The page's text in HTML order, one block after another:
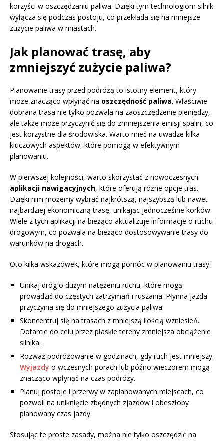
korzyści w oszczędzaniu paliwa. Dzięki tym technologiom silnik
wyłącza się podczas postoju, co przekłada się na mniejsze
zużycie paliwa w miastach.
Jak planować trasę, aby
zmniejszyć zużycie paliwa?
Planowanie trasy przed podróżą to istotny element, który
może znacząco wpłynąć na oszczędność paliwa. Właściwie
dobrana trasa nie tylko pozwala na zaoszczędzenie pieniędzy,
ale także może przyczynić się do zmniejszenia emisji spalin, co
jest korzystne dla środowiska. Warto mieć na uwadze kilka
kluczowych aspektów, które pomogą w efektywnym
planowaniu.
W pierwszej kolejności, warto skorzystać z nowoczesnych
aplikacji nawigacyjnych, które oferują różne opcje tras.
Dzięki nim możemy wybrać najkrótszą, najszybszą lub nawet
najbardziej ekonomiczną trasę, unikając jednocześnie korków.
Wiele z tych aplikacji na bieżąco aktualizuje informacje o ruchu
drogowym, co pozwala na bieżąco dostosowywanie trasy do
warunków na drogach.
Oto kilka wskazówek, które mogą pomóc w planowaniu trasy:
Unikaj dróg o dużym natężeniu ruchu, które mogą
prowadzić do częstych zatrzymań i ruszania. Płynna jazda
przyczynia się do mniejszego zużycia paliwa.
Skoncentruj się na trasach z mniejszą ilością wzniesień.
Dotarcie do celu przez płaskie tereny zmniejsza obciążenie
silnika.
Rozważ podróżowanie w godzinach, gdy ruch jest mniejszy.
Wyjazdy o wczesnych porach lub późno wieczorem mogą
znacząco wpłynąć na czas podróży.
Planuj postoje i przerwy w zaplanowanych miejscach, co
pozwoli na uniknięcie zbędnych zjazdów i obeszłoby
planowany czas jazdy.
Stosując te proste zasady, można nie tylko oszczędzić na